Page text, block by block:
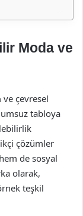
Moda ve
çevresel
tabloya
çözümler
de sosyal
olarak,
teşkil